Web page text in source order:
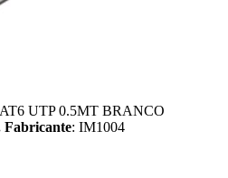
UTP 0.5MT BRANCO
Fabricante: IM1004